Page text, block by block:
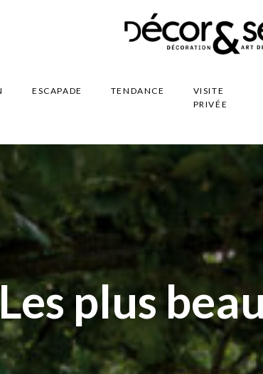
ESCAPADE TENDANCE
VISITE
PRIVÉE
plus